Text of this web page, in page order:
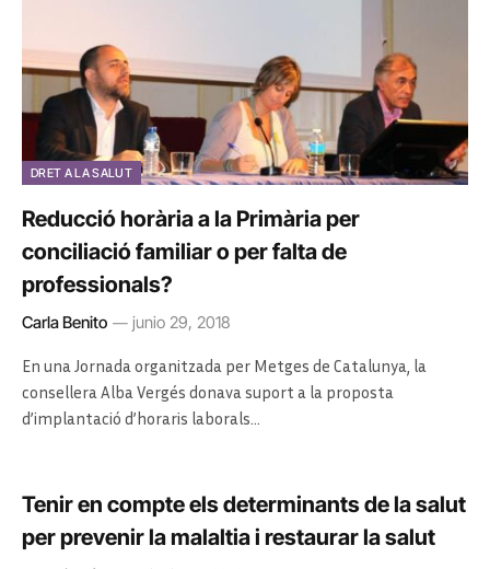
DRET A LA SALUT
Reducció horària a la Primària per
conciliació familiar o per falta de
professionals?
Carla Benito junio 29, 2018
En una Jornada organitzada per Metges de Catalunya, la
consellera Alba Vergés donava suport a la proposta
d’implantació d’horaris laborals…
Tenir en compte els determinants de la salut
per prevenir la malaltia i restaurar la salut